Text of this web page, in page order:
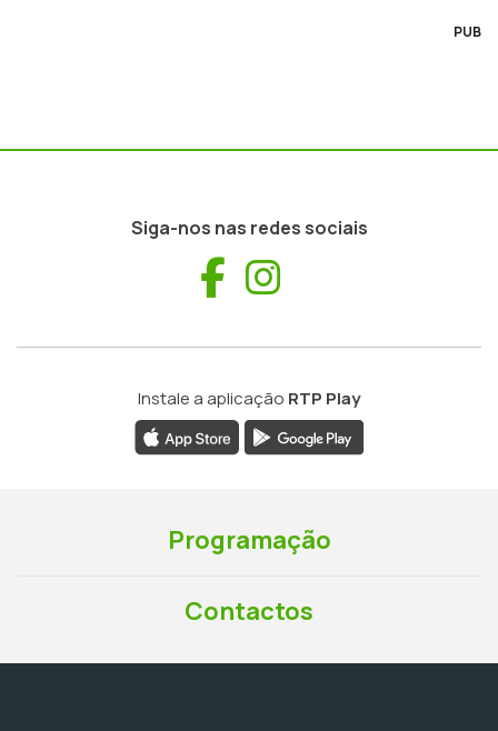
PUB
Siga-nos nas redes sociais
Facebook
Instale a aplicação RTP Play
Programação
Contactos